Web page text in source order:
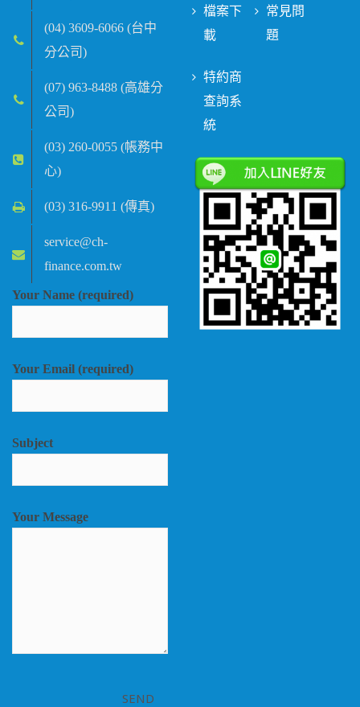
(04) 3609-6066 (台中
分公司)
(07) 963-8488 (高雄分
公司)
(03) 260-0055 (帳務中
心)
(03) 316-9911 (傳真)
service@ch-
finance.com.tw
Your Name (required)
Your Email (required)
Subject
Your Message
檔案下
載
常見問
題
特約商
查詢系
統